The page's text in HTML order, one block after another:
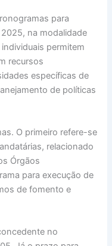
para
na modalidade
permitem
recursos
específicas de
de políticas
O primeiro refere-se
relacionado
Órgãos
para execução de
de fomento e
no